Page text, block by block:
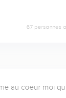
67 personnes
au coeur moi